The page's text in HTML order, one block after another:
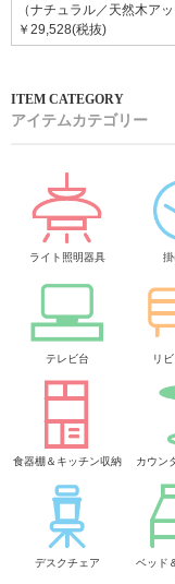
（ナチュラル／天然木アッ
￥29,528(税抜)
アイテムカテゴリー
ライト照明器具
テレビ台 リ
食器棚＆キッチン収納 カウン
デスクチェア ベッド